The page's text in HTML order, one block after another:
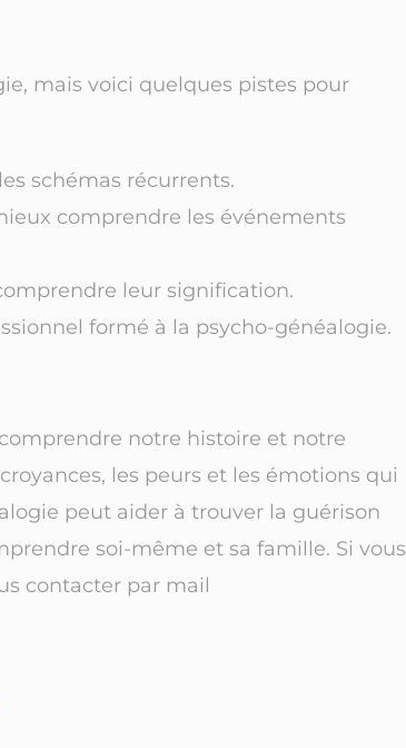
mais voici quelques pistes pour
schémas récurrents.
comprendre les événements
leur signification.
formé à la psycho-généalogie.
notre histoire et notre
les peurs et les émotions qui
peut aider à trouver la guérison
soi-même et sa famille. Si vous
contacter par mail